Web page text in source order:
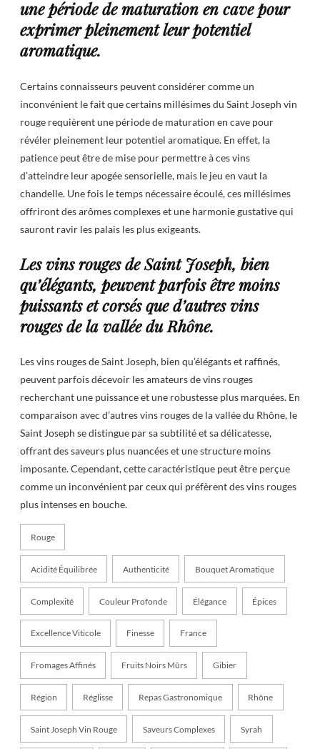
une période de maturation en cave pour
exprimer pleinement leur potentiel
aromatique.
Certains connaisseurs peuvent considérer comme un
inconvénient le fait que certains millésimes du Saint Joseph vin
rouge requièrent une période de maturation en cave pour
révéler pleinement leur potentiel aromatique. En effet, la
patience peut être de mise pour permettre à ces vins
d’atteindre leur apogée sensorielle, mais le jeu en vaut la
chandelle. Une fois le temps nécessaire écoulé, ces millésimes
offriront des arômes complexes et une harmonie gustative qui
sauront ravir les palais les plus exigeants.
Les vins rouges de Saint Joseph, bien
qu’élégants, peuvent parfois être moins
puissants et corsés que d’autres vins
rouges de la vallée du Rhône.
Les vins rouges de Saint Joseph, bien qu’élégants et raffinés,
peuvent parfois décevoir les amateurs de vins rouges
recherchant une puissance et une robustesse plus marquées. En
comparaison avec d’autres vins rouges de la vallée du Rhône, le
Saint Joseph se distingue par sa subtilité et sa délicatesse,
offrant des saveurs plus nuancées et une structure moins
imposante. Cependant, cette caractéristique peut être perçue
comme un inconvénient par ceux qui préfèrent des vins rouges
plus intenses en bouche.
Rouge
Acidité Équilibrée Authenticité Bouquet Aromatique
Complexité Couleur Profonde Élégance Épices
Excellence Viticole Finesse France
Fromages Affinés Fruits Noirs Mûrs Gibier
Région Réglisse Repas Gastronomique Rhône
Saint Joseph Vin Rouge Saveurs Complexes Syrah